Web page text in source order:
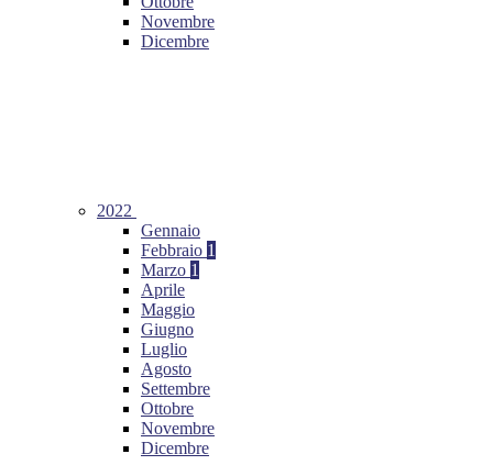
Novembre
Dicembre
2022
Gennaio
Febbraio 1
Marzo 1
Aprile
Maggio
Giugno
Luglio
Agosto
Settembre
Ottobre
Novembre
Dicembre